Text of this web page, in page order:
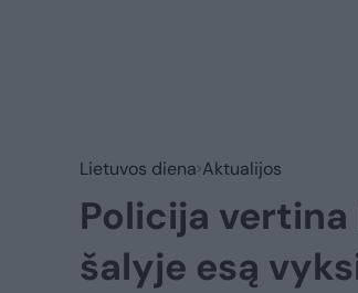
Lietuvos diena Aktualijos
Policija
šalyje esą